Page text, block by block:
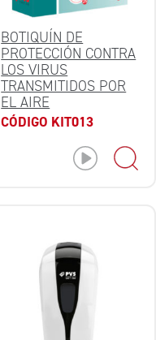
BOTIQUÍN DE
PROTECCIÓN CONTRA
LOS VIRUS
TRANSMITIDOS POR
EL AIRE
CÓDIGO KIT013